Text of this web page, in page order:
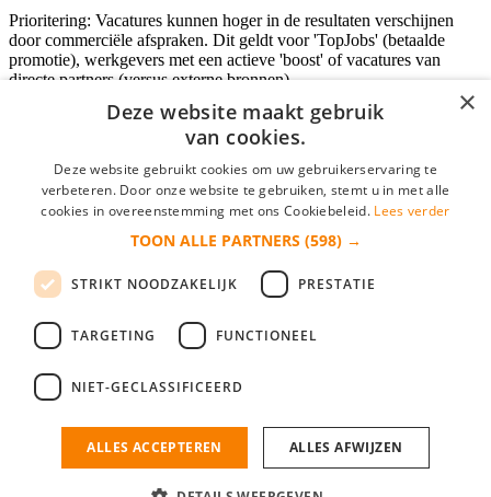
Prioritering: Vacatures kunnen hoger in de resultaten verschijnen
door commerciële afspraken. Dit geldt voor 'TopJobs' (betaalde
promotie), werkgevers met een actieve 'boost' of vacatures van
directe partners (versus externe bronnen).
Inloggen als bedrijf
*
login gegevens onthouden
login
Bedrijf aanmelden
nieuwe collega/werknemer zo gevonden!
×
Deze website maakt gebruik
van cookies.
Deze website gebruikt cookies om uw gebruikerservaring te
verbeteren. Door onze website te gebruiken, stemt u in met alle
cookies in overeenstemming met ons Cookiebeleid. Lees verder
TOON ALLE PARTNERS (598) →
STRIKT NOODZAKELIJK PRESTATIE
TARGETING FUNCTIONEEL
NIET-GECLASSIFICEERD
ALLES ACCEPTEREN ALLES AFWIJZEN